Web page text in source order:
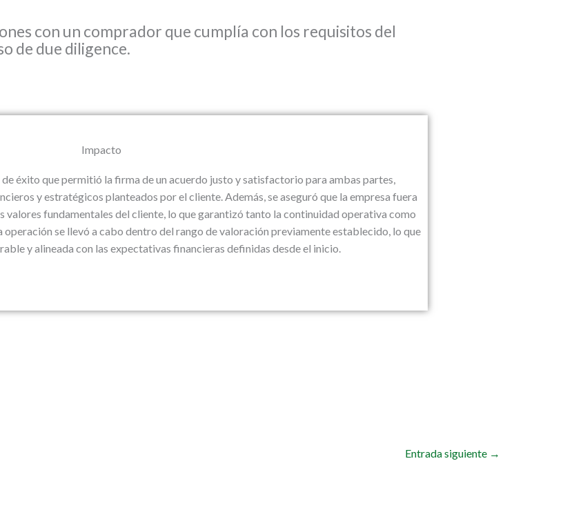
con un comprador que cumplía con los requisitos del
de due diligence.
Impacto
éxito que permitió la firma de un acuerdo justo y satisfactorio para ambas partes,
y estratégicos planteados por el cliente. Además, se aseguró que la empresa fuera
fundamentales del cliente, lo que garantizó tanto la continuidad operativa como
se llevó a cabo dentro del rango de valoración previamente establecido, lo que
y alineada con las expectativas financieras definidas desde el inicio.
Entrada siguiente →